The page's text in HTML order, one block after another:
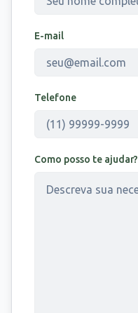
E-mail
Telefone
Como posso te ajudar?